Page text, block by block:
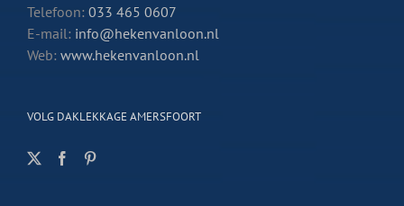
Telefoon: 033 465 0607
E-mail: info@hekenvanloon.nl
Web: www.hekenvanloon.nl
VOLG DAKLEKKAGE AMERSFOORT